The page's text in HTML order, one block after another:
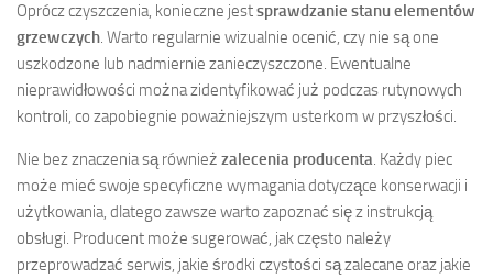
Oprócz czyszczenia, konieczne jestsprawdzanie stanu elementów
grzewczych. Warto regularnie wizualnie ocenić, czy nie są one
uszkodzone lub nadmiernie zanieczyszczone. Ewentualne
nieprawidłowości można zidentyfikować już podczas rutynowych
kontroli, co zapobiegnie poważniejszym usterkom w przyszłości.
Nie bez znaczenia są również zalecenia producenta. Każdy piec
może mieć swoje specyficzne wymagania dotyczące konserwacji i
użytkowania, dlatego zawsze warto zapoznać się z instrukcją
obsługi. Producent może sugerować, jak często należy
przeprowadzać serwis, jakie środki czystości są zalecane oraz jakie